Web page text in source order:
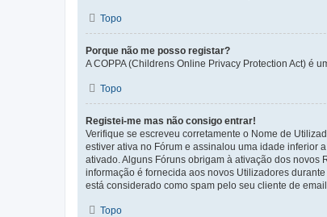
Topo
Porque não me posso registar?
A COPPA (Childrens Online Privacy Protection Act) é
Topo
Registei-me mas não consigo entrar!
Verifique se escreveu corretamente o Nome de
estiver ativa no Fórum e assinalou uma idade inferior
ativado. Alguns Fóruns obrigam à ativação dos novos
informação é fornecida aos novos Utilizadores
está considerado como spam pelo seu cliente de
Topo